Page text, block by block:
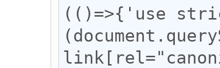
(()=>{'use